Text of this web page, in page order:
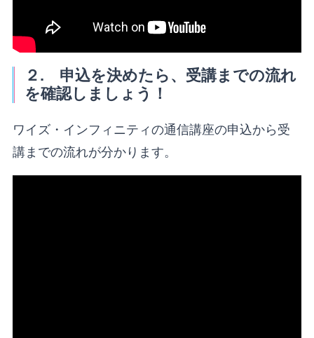
encrypted-media; gyroscope; picture-in-picture"
allowfullscreen>
２. 申込を決めたら、受講までの流れ
を確認しましょう！
ワイズ・インフィニティの通信講座の申込から受
講までの流れが分かります。